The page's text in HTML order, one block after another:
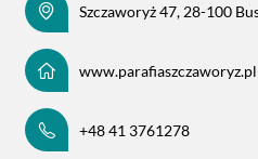
Szczaworyż 47, 28-100
www.parafiaszczaworyz.pl
+48 41 3761278